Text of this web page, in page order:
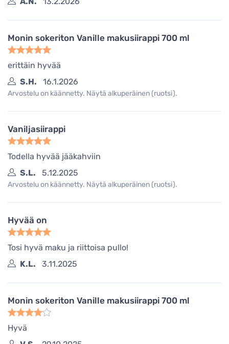
Monin sokeriton Vanille makusiirappi 700 ml
erittäin hyvää
S.H.
16.1.2026
Arvostelu on käännetty. Näytä alkuperäinen (ruotsi).
Vaniljasiirappi
Todella hyvää jääkahviin
S.L.
5.12.2025
Arvostelu on käännetty. Näytä alkuperäinen (ruotsi).
Hyvää on
Tosi hyvä maku ja riittoisa pullo!
K.L.
3.11.2025
Monin sokeriton Vanille makusiirappi 700 ml
Hyvä